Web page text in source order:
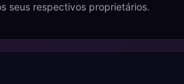
seus respectivos proprietários.